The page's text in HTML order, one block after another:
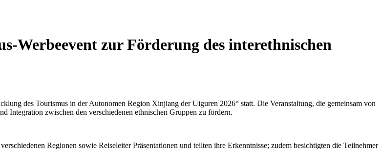
Werbeevent zur Förderung des interethnischen
des Tourismus in der Autonomen Region Xinjiang der Uiguren 2026“ statt. Die Veranstaltung, die gemeinsam von
Integration zwischen den verschiedenen ethnischen Gruppen zu fördern.
Regionen sowie Reiseleiter Präsentationen und teilten ihre Erkenntnisse; zudem besichtigten die Teilnehmer